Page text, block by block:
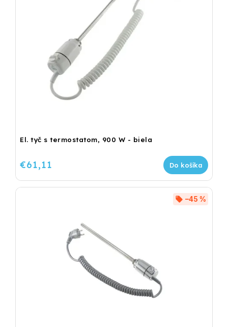
El. tyč s termostatom, 900 W - biela
€61,11 Do košíka
–45 %